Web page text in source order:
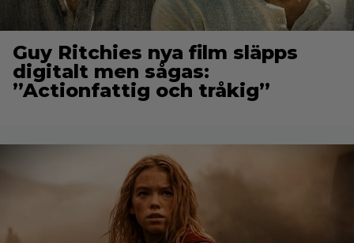
Guy Ritchies nya film släpps
digitalt men sågas:
”Actionfattig och tråkig”